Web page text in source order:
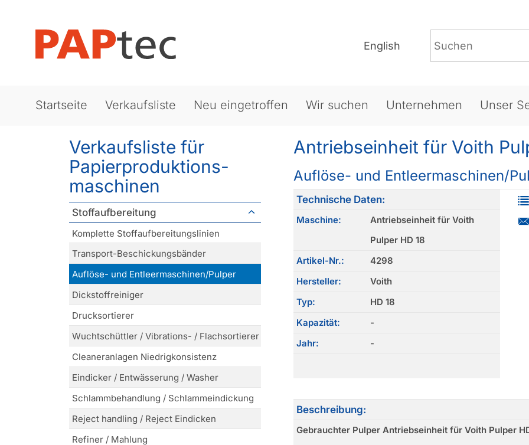
English
Startseite Verkaufsliste Neu eingetroffen Wir suchen Unternehmen Unser
Verkaufsliste für
Papierproduktions­
maschinen
Stoffaufbereitung
Komplette Stoffaufbereitungslinien
Transport-Beschickungsbänder
Auflöse- und Entleermaschinen/Pulper
Dickstoffreiniger
Drucksortierer
Wuchtschüttler / Vibrations- / Flachsortierer
Cleaneranlagen Niedrigkonsistenz
Eindicker / Entwässerung / Washer
Schlammbehandlung / Schlammeindickung
Reject handling / Reject Eindicken
Refiner / Mahlung
Antriebseinheit für Voith
Auflöse- und Entleermaschinen/
Technische Daten:
Maschine:
Antriebseinheit für Voith
Pulper HD 18
Artikel-Nr.:
4298
Hersteller:
Voith
Typ:
HD 18
Kapazität:
-
Jahr:
-
Beschreibung:
Gebrauchter Pulper Antriebseinheit für Voith Pulper